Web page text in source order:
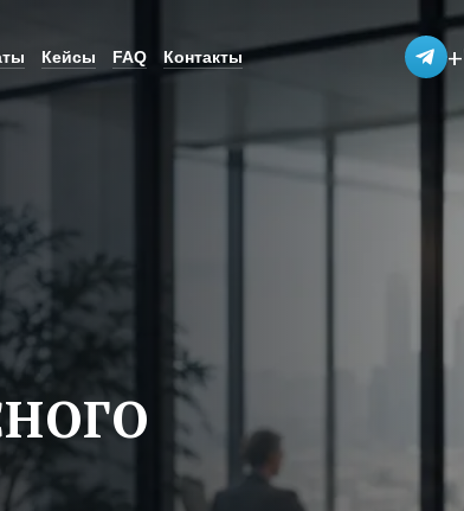
Кейсы FAQ Контакты